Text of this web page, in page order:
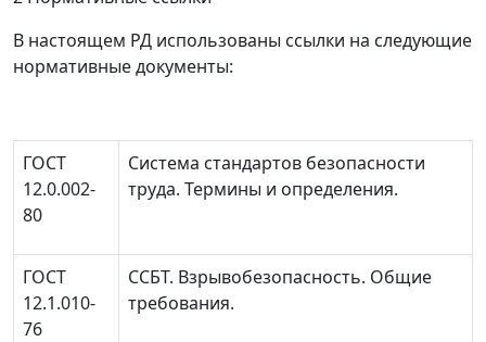
В настоящем РД использованы ссылки на следующие
нормативные документы:
ГОСТ
12.0.002-
80
Система стандартов безопасности
труда. Термины и определения.
ГОСТ
12.1.010-
76
ССБТ. Взрывобезопасность. Общие
требования.